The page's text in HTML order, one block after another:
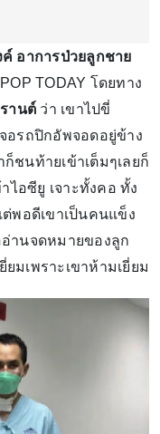
ค์ อาการป่วยลูกชาย
TODAY โดยทาง
านต์ ว่า เขาไปขี่
อรถปิกอัพจอดอยู่ข้าง
ชนท้ายเข้าเต็มๆเลยก็
ไอซียู เจาะทั้งคอ ทั้ง
พอดีเขาเป็นคนแข็ง
านจดหมายของลูก
มเพราะเขาห้ามเยี่ยม